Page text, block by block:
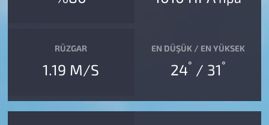
RÜZGAR
1.19 M/S
EN DÜŞÜK / EN YÜKSEK
24° / 31°